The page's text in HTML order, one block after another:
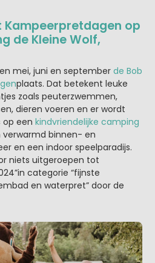
Kampeerpretdagen op
de Kleine Wolf,
mei, juni en september de Bob
plaats. Dat betekent leuke
zoals peuterzwemmen,
dieren voeren en er wordt
op een kindvriendelijke camping
binnen- en
en een indoor speelparadijs.
niets uitgeroepen tot
categorie “fijnste
en waterpret” door de